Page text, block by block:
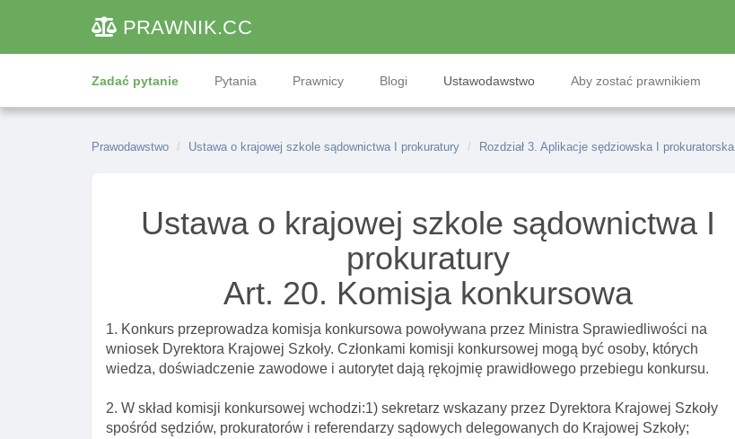
PRAWNIK.CC
Zadać pytanie Pytania Prawnicy Blogi Ustawodawstwo Aby zostać prawnikiem
Prawodawstwo Ustawa o krajowej szkole sądownictwa I prokuratury Rozdział 3. Aplikacje sędziowska I prokuratorska
Ustawa o krajowej szkole sądownictwa I
prokuratury
Art. 20. Komisja konkursowa
1. Konkurs przeprowadza komisja konkursowa powoływana przez Ministra Sprawiedliwości na
wniosek Dyrektora Krajowej Szkoły. Członkami komisji konkursowej mogą być osoby, których
wiedza, doświadczenie zawodowe i autorytet dają rękojmię prawidłowego przebiegu konkursu.
2. W skład komisji konkursowej wchodzi:1) sekretarz wskazany przez Dyrektora Krajowej Szkoły
spośród sędziów, prokuratorów i referendarzy sądowych delegowanych do Krajowej Szkoły;